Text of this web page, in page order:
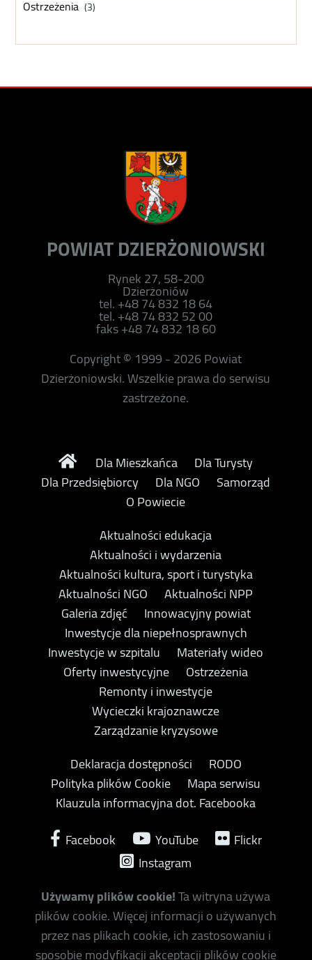
Ostrzeżenia (3)
POWIAT DZIERŻONIOWSKI
Rynek 27, 58-200
Dzierżoniów
tel. +48 74 832 18 64
tel. +48 74 832 52 00
faks +48 74 832 18 60
Copyright © 1999 - 2026 Powiat
Dzierżoniowski. Wszelkie prawa do serwisu
zastrzeżone.
Dla Mieszkańca
Dla Turysty
Dla Przedsiębiorcy
Dla NGO
Samorząd
O Powiecie
Aktualności edukacja
Aktualności i wydarzenia
Aktualności kultura, sport i turystyka
Aktualności NGO
Aktualności NPP
Galeria zdjęć
Innowacyjny powiat
Inwestycje dla niepełnosprawnych
Inwestycje w szpitalu
Materiały wideo
Oferty inwestycyjne
Ostrzeżenia
Remonty i inwestycje
Wycieczki krajoznawcze
Zarządzanie kryzysowe
Deklaracja dostępności
RODO
Polityka plików Cookie
Mapa serwisu
Klauzula informacyjna dot. Facebooka
Facebook
YouTube
Flickr
Instagram
Używamy plików cookie!Ta witryna używa
plików cookie. Więcej informacji o używanych
przez nas plikach cookie, ich zastosowaniu i
sposobie modyfikacji akceptacji plików cookie